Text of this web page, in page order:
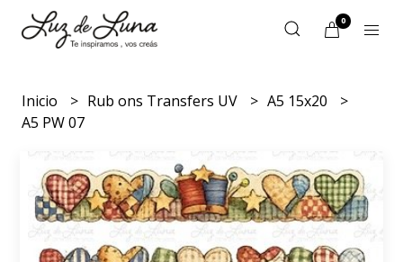
0
Inicio Rub ons Transfers UV
A5 15x20
A5 PW 07